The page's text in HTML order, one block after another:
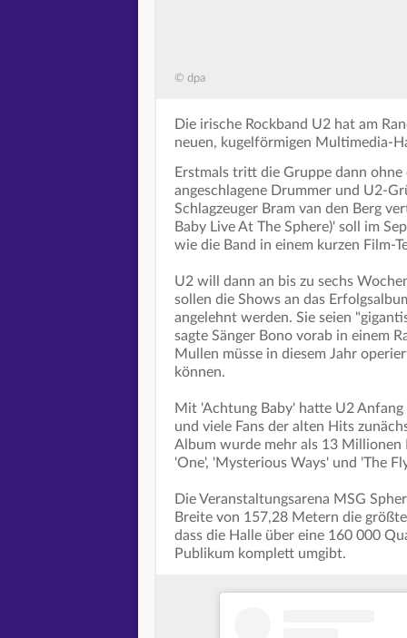
© dpa
Die irische Rockband U2 hat am
neuen, kugelförmigen Multimedia-
Erstmals tritt die Gruppe dann
angeschlagene Drummer und U2-
Schlagzeuger Bram van den Berg
Baby Live At The Sphere)' soll im
wie die Band in einem kurzen Film-
U2 will dann an bis zu sechs
sollen die Shows an das
angelehnt werden. Sie seien
sagte Sänger Bono vorab in einem
Mullen müsse in diesem Jahr
können.
Mit 'Achtung Baby' hatte U2
und viele Fans der alten Hits
Album wurde mehr als 13 Millionen
'One', 'Mysterious Ways' und 'The
Die Veranstaltungsarena MSG
Breite von 157,28 Metern die
dass die Halle über eine 160 000
Publikum komplett umgibt.